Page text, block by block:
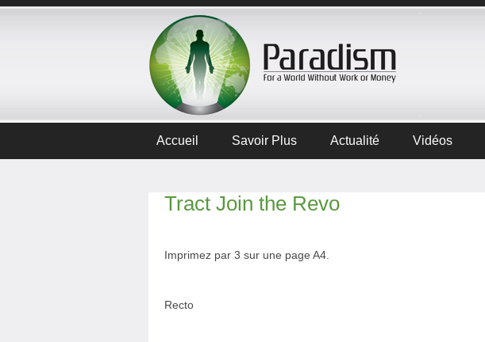
Accueil Savoir Plus Actualité Vidéos
Tract Join the Revo
Imprimez par 3 sur une page A4.
Recto